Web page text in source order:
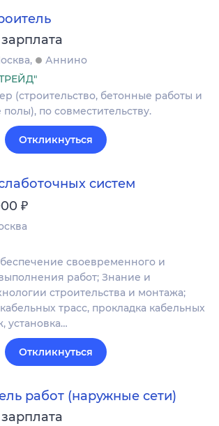
Аннино
(строительство, бетонные работы и
по совместительству.
Откликнуться
систем
₽
своевременного и
работ; Знание и
строительства и монтажа;
трасс, прокладка кабельных
установка…
Откликнуться
работ (наружные сети)